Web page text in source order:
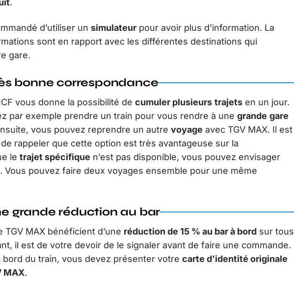
d’utiliser un simulateur pour avoir plus d’information. La
sont en rapport avec les différentes destinations qui
gare.
bonne correspondance
vous donne la possibilité de cumuler plusieurs trajets en un jour.
par exemple prendre un train pour vous rendre à une grande gare
vous pouvez reprendre un autre voyage avec TGV MAX. Il est
rappeler que cette option est très avantageuse sur la
le trajet spécifique n’est pas disponible, vous pouvez envisager
Vous pouvez faire deux voyages ensemble pour une même
grande réduction au bar
MAX bénéficient d’une réduction de 15 % au bar à bord sur tous
il est de votre devoir de le signaler avant de faire une commande.
bord du train, vous devez présenter votre carte d’identité originale
MAX.